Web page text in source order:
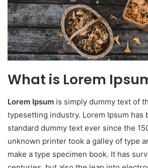
What is Lorem
Lorem Ipsum is simply dummy text of
typesetting industry. Lorem Ipsum has
standard dummy text ever since the
unknown printer took a galley of type
make a type specimen book. It has